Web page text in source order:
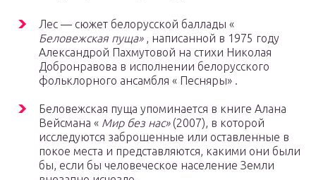
Лес — сюжет белорусской баллады «
Беловежская пуща», написанной в 1975 году
Александрой Пахмутовой на стихи Николая
Добронравова в исполнении белорусского
фольклорного ансамбля « Песняры» .
Беловежская пуща упоминается в книге Алана
Вейсмана « Мир без нас»(2007), в которой
исследуются заброшенные или оставленные в
покое места и представляются, какими они были
бы, если бы человеческое население Земли